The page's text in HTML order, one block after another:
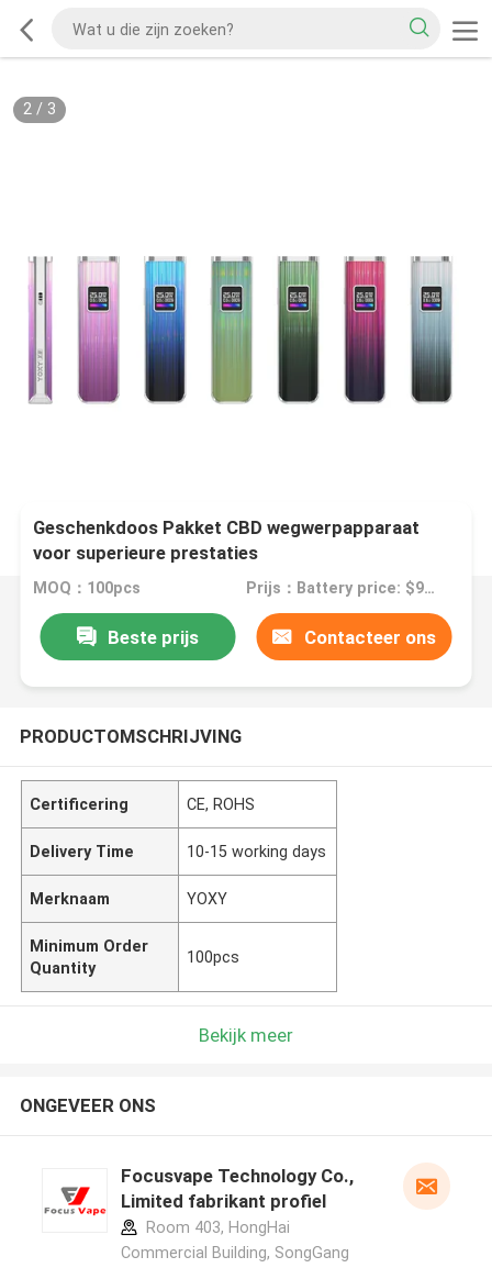
2/ 3
Geschenkdoos Pakket CBD wegwerpapparaat
voor superieure prestaties
MOQ：100pcs Prijs：Battery price: $9.5-9.9/pc; Pod price: $0.95-1.15/set
Beste prijs Contacteer ons
PRODUCTOMSCHRIJVING
Certificering CE, ROHS
Delivery Time 10-15 working days
Merknaam YOXY
Minimum Order
Quantity
100pcs
Bekijk meer
ONGEVEER ONS
Focusvape Technology Co.,
Limited fabrikant profiel
Room 403, HongHai
Commercial Building, SongGang